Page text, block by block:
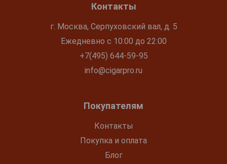
Контакты
г. Москва, Серпуховский вал, д. 5
Ежедневно с 10:00 до 22:00
+7(495) 644-59-95
info@cigarpro.ru
Покупателям
Контакты
Покупка и оплата
Блог